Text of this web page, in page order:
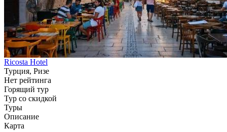
Ricosta Hotel
Турция, Ризе
Нет рейтинга
Горящий тур
Тур со скидкой
Туры
Описание
Карта